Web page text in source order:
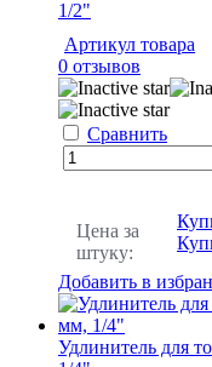
1/2"
Артикул товара
0 отзывов
Сравнить
Цена за
штуку:
Добавить в
Удлинитель для